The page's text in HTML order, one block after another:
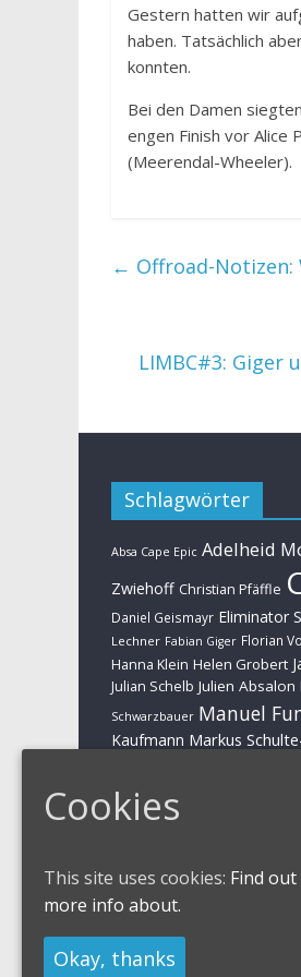
Gestern hatten wir
haben. Tatsächlich
konnten.
Bei den Damen
engen Finish vor Alice
(Meerendal-Wheeler).
← Offroad-Notizen:
LIMBC#3: Giger
Schlagwörter
Absa Cape Epic Adelheid
Zwiehoff Christian Pfäffle
Daniel Geismayr Eliminator
Lechner Fabian Giger Florian
Hanna Klein Helen Grobert
Julian Schelb Julien Absalon
Schwarzbauer Manuel
Kaufmann Markus
Rieder Nino Schurter
Impressum
Impressum / Kontakt
Datenschutzerklärung
Cookies
This site uses cookies: Find out
more info about.
Okay, thanks